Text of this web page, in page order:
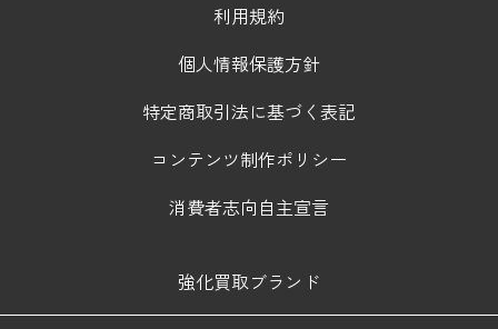
利用規約
個人情報保護方針
特定商取引法に基づく表記
コンテンツ制作ポリシー
消費者志向自主宣言
強化買取ブランド